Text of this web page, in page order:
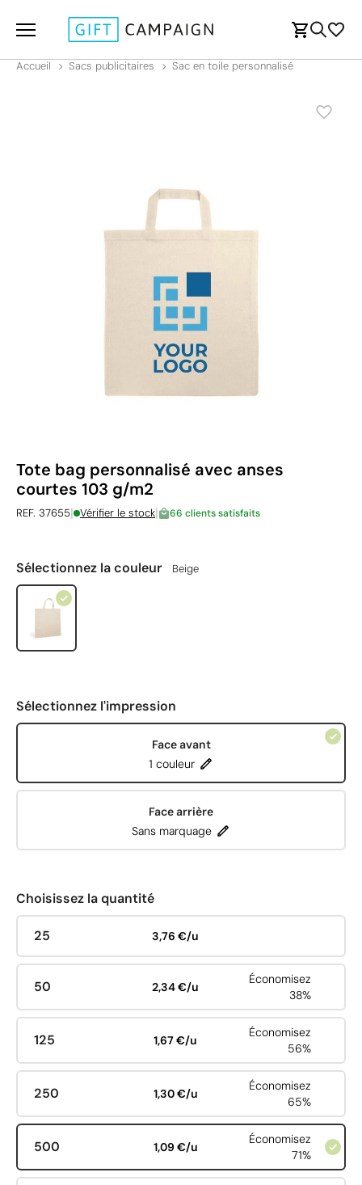
Accueil Sacs publicitaires Sac en toile personnalisé
Tote bag personnalisé avec anses
courtes 103 g/m2
REF. 37655| Vérifier le stock| 66 clients satisfaits
Sélectionnez la couleur Beige
Sélectionnez l'impression
Face avant
1 couleur
Face arrière
Sans marquage
Choisissez la quantité
25 3,76 €/u
50 2,34 €/u
Économisez
38%
125 1,67 €/u
Économisez
56%
250 1,30 €/u
Économisez
65%
500 1,09 €/u
Économisez
71%